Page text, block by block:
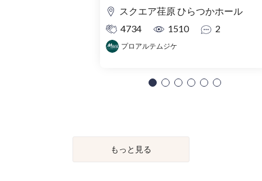
スクエア荏原 ひらつかホール
4734
1510 2
プロアルテムジケ
もっと見る